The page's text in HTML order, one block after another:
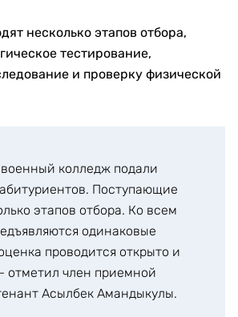
несколько этапов отбора,
тестирование,
и проверку физической
колледж подали
Поступающие
этапов отбора. Ко всем
одинаковые
проводится открыто и
отметил член приемной
Асылбек Амандыкулы.